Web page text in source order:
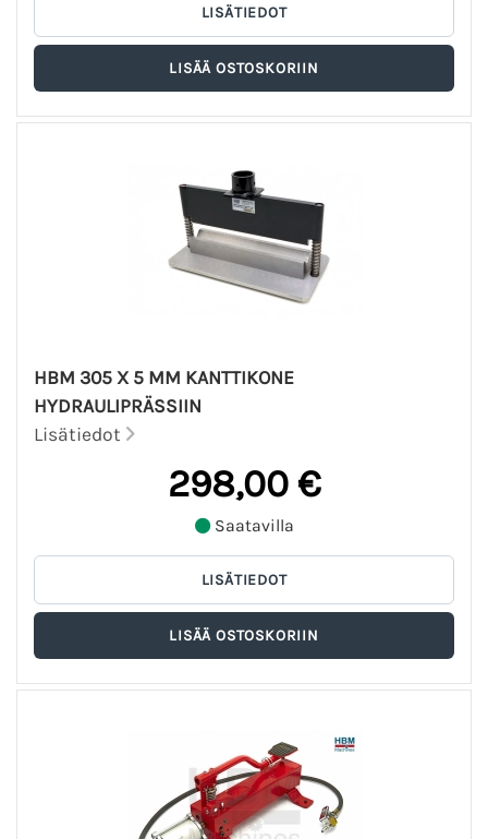
HBM 305 X 5 MM KANTTIKONE
HYDRAULIPRÄSSIIN
Lisätiedot
298,00 €
Saatavilla